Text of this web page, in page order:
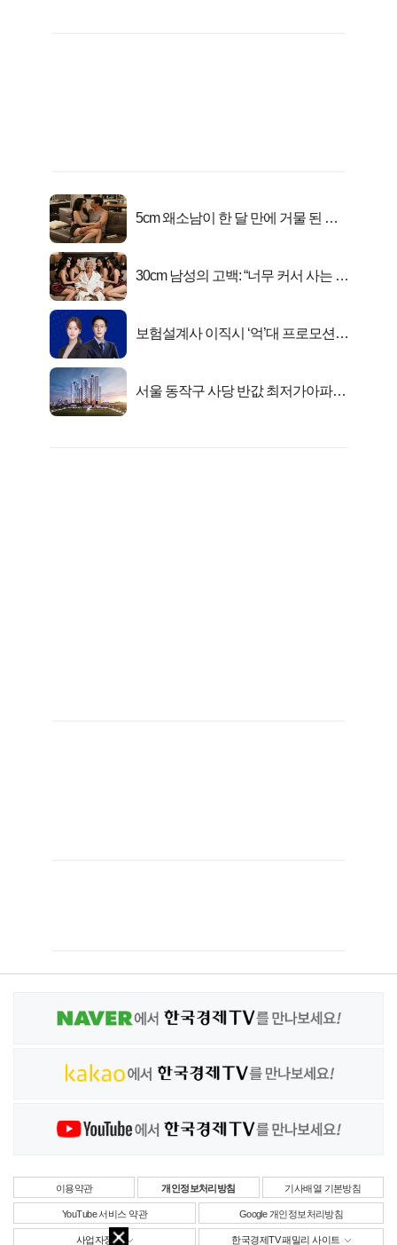
5cm 왜소남이 한 달 만에 거물 된 사
30cm 남성의 고백: “너무 커서 사는 게
보험설계사 이직시 ‘억’대 프로모션!
서울 동작구 사당 반값 최저가아파트
이용약관 개인정보처리방침 기사배열 기본방침
YouTube 서비스 약관 Google 개인정보처리방침
사업자정보 한국경제TV 패밀리 사이트